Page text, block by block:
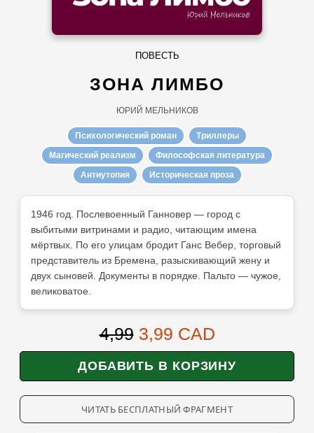
ПОВЕСТЬ
ЗОНА ЛИМБО
ЮРИЙ МЕЛЬНИКОВ
Психологический роман
Триллеры
Магический реализм
Философская литература
Антиутопия
Историческая проза
1946 год. Послевоенный Ганновер — город с
выбитыми витринами и радио, читающим имена
мёртвых. По его улицам бродит Ганс Вебер, торговый
представитель из Бремена, разыскивающий жену и
двух сыновей. Документы в порядке. Пальто — чужое,
великоватое.
4,99 3,99 CAD
ЧИТАТЬ БЕСПЛАТНЫЙ ФРАГМЕНТ